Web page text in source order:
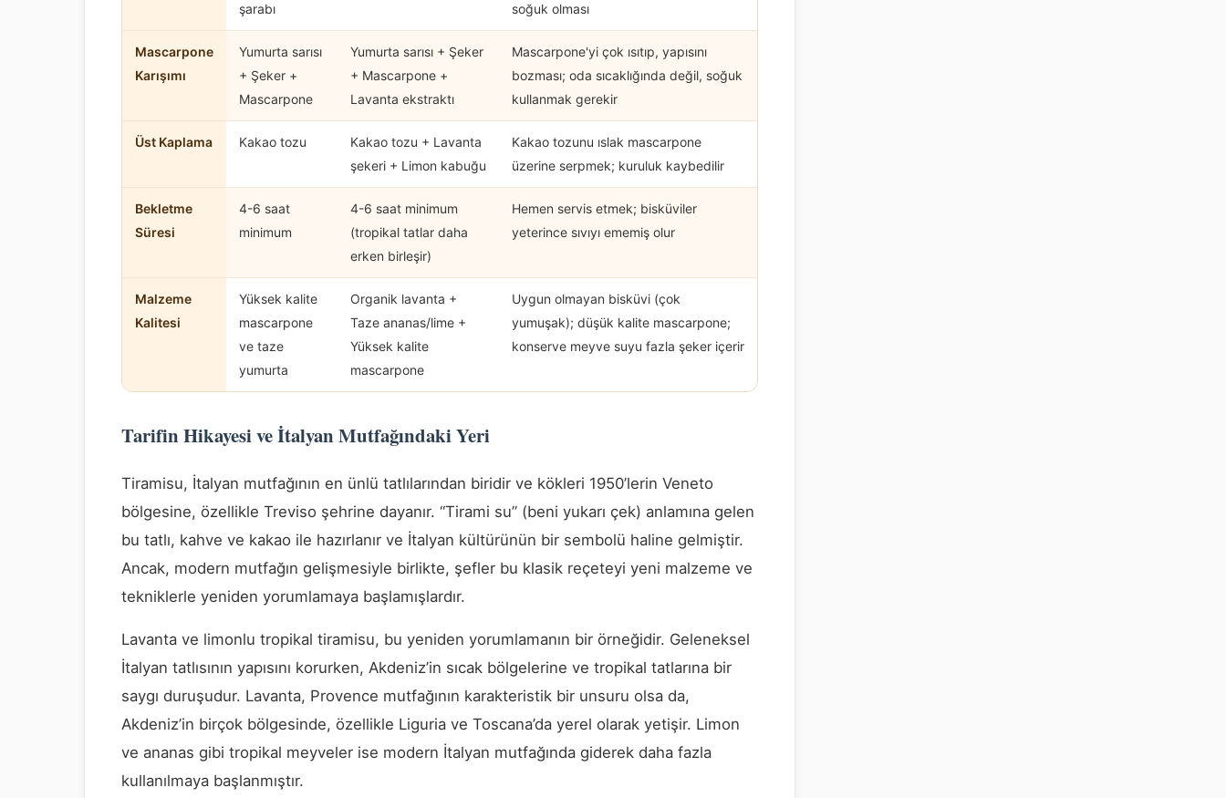
şarabı
soğuk olması
Mascarpone
Karışımı
Yumurta sarısı
+ Şeker +
Mascarpone
Yumurta sarısı + Şeker
+ Mascarpone +
Lavanta ekstraktı
Mascarpone'yi çok ısıtıp, yapısını
bozması; oda sıcaklığında değil, soğuk
kullanmak gerekir
Üst Kaplama Kakao tozu
Kakao tozu + Lavanta
şekeri + Limon kabuğu
Kakao tozunu ıslak mascarpone
üzerine serpmek; kuruluk kaybedilir
Bekletme
Süresi
4-6 saat
minimum
4-6 saat minimum
(tropikal tatlar daha
erken birleşir)
Hemen servis etmek; bisküviler
yeterince sıvıyı ememiş olur
Malzeme
Kalitesi
Yüksek kalite
mascarpone
ve taze
yumurta
Organik lavanta +
Taze ananas/lime +
Yüksek kalite
mascarpone
Uygun olmayan bisküvi (çok
yumuşak); düşük kalite mascarpone;
konserve meyve suyu fazla şeker içerir
Tarifin Hikayesi ve İtalyan Mutfağındaki Yeri
Tiramisu, İtalyan mutfağının en ünlü tatlılarından biridir ve kökleri 1950’lerin Veneto
bölgesine, özellikle Treviso şehrine dayanır. “Tirami su” (beni yukarı çek) anlamına gelen
bu tatlı, kahve ve kakao ile hazırlanır ve İtalyan kültürünün bir sembolü haline gelmiştir.
Ancak, modern mutfağın gelişmesiyle birlikte, şefler bu klasik reçeteyi yeni malzeme ve
tekniklerle yeniden yorumlamaya başlamışlardır.
Lavanta ve limonlu tropikal tiramisu, bu yeniden yorumlamanın bir örneğidir. Geleneksel
İtalyan tatlısının yapısını korurken, Akdeniz’in sıcak bölgelerine ve tropikal tatlarına bir
saygı duruşudur. Lavanta, Provence mutfağının karakteristik bir unsuru olsa da,
Akdeniz’in birçok bölgesinde, özellikle Liguria ve Toscana’da yerel olarak yetişir. Limon
ve ananas gibi tropikal meyveler ise modern İtalyan mutfağında giderek daha fazla
kullanılmaya başlanmıştır.